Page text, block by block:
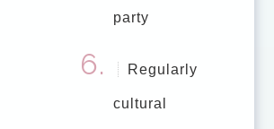
party
Regularly
cultural